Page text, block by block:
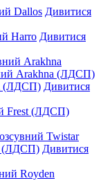
Dallos Дивитися
Harro Дивитися
Arakhna
Arakhna (ЛДСП)
(ЛДСП) Дивитися
Frest (ЛДСП)
Twistar
(ЛДСП) Дивитися
Royden